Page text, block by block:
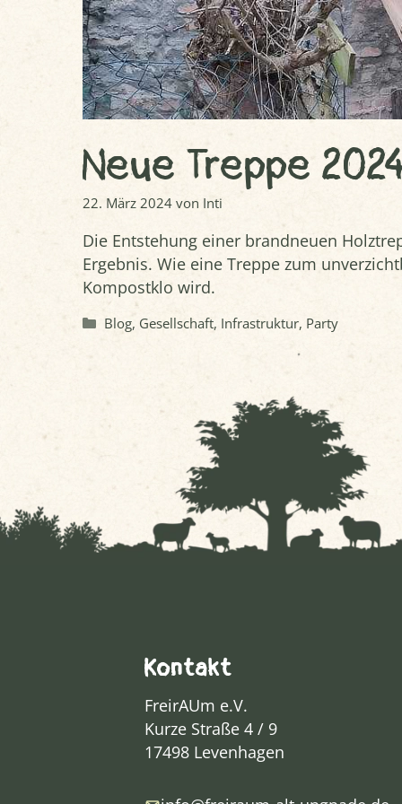
Neue Treppe
22. März 2024 von Inti
Die Entstehung einer brandneuen
Ergebnis. Wie eine Treppe zum
Kompostklo wird.
Kategorien
Blog, Gesellschaft, Infrastruktur, Party
Kontakt
FreirAUm e.V.
Kurze Straße 4 / 9
17498 Levenhagen